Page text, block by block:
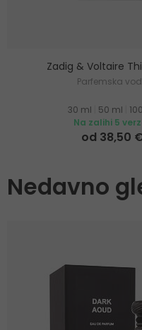
Zadig & Voltaire
Parfemska
30 ml 50 ml
Na zalihi 5
od 38,50
Nedavno